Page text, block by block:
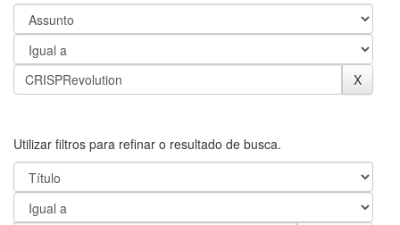
Utilizar filtros para refinar o resultado de busca.